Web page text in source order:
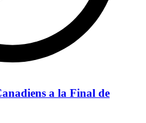
a la Final de